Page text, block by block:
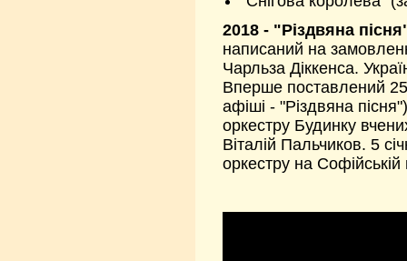
2018 - "Різдвяна
написаний на
Чарльза Діккенса.
Вперше поставлений
афіші - "Різдвяна
оркестру Будинку
Віталій Пальчиков. 5
оркестру на